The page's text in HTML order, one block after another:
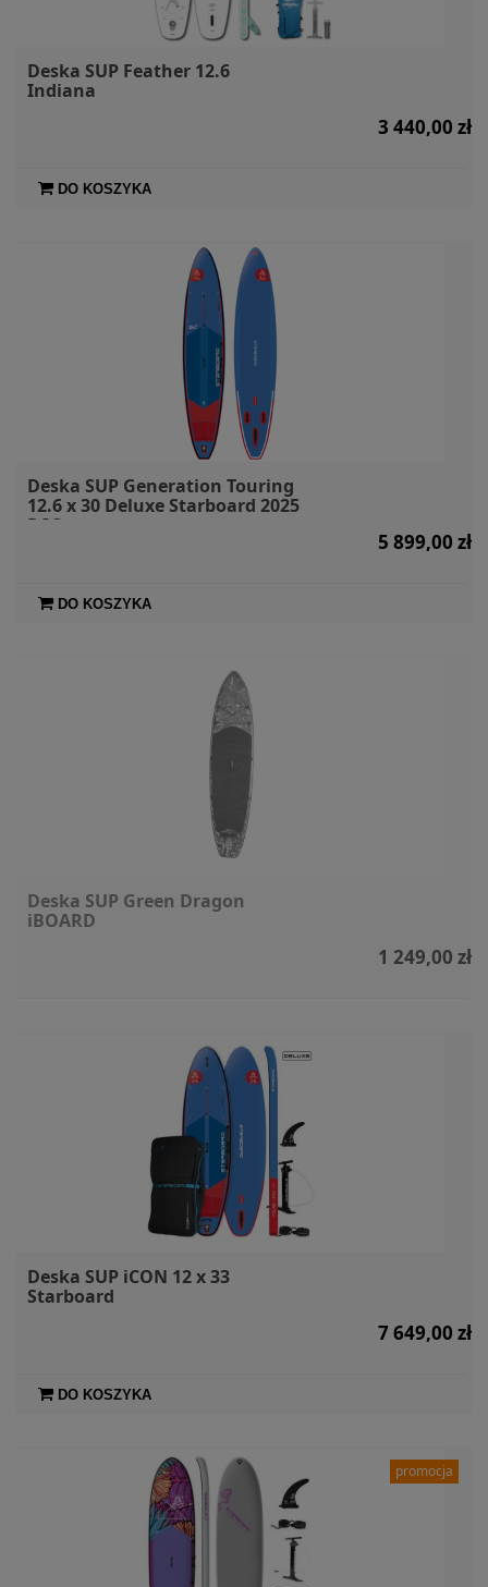
Deska SUP Feather 12.6
Indiana
3 440,00 zł
DO KOSZYKA
Deska SUP Generation Touring
12.6 x 30 Deluxe Starboard 2025
DSC
5 899,00 zł
DO KOSZYKA
Deska SUP Green Dragon
iBOARD
1 249,00 zł
Deska SUP iCON 12 x 33
Starboard
7 649,00 zł
DO KOSZYKA
promocja